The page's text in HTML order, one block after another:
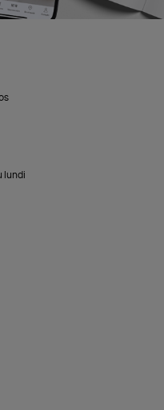
lundi